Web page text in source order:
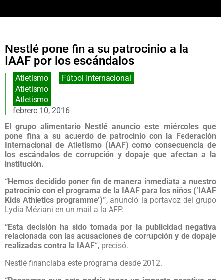
Nestlé pone fin a su patrocinio a la
IAAF por los escándalos
Atletismo
Fútbol Internacional
Atletismo
Atletismo
febrero 10, 2016
El grupo alimentario Nestlé anuncio este miércoles que
pone fina a su acuerdo de patrocinio con la Federación
Internacional de Atletismo (IAAF) como consecuencia de
los escándalos de corrupción y dopaje que afectan a la
institución.
“Hemos decidido poner fin de manera inmediata a nuestro
patrocinio con el programa de la IAAF para los niños (‘IAAF
Kids Athletics programme’)”, anunció la portavoz del grupo
Lydia Méziani en un mail a la AFP.
“Esta decisión ha sido tomada por la publicidad negativa
relacionada con las acusaciones de corrupción y de dopaje
realizadas contra la IAAF“, precisó.
Nestlé financiaba este programa desde 2012.